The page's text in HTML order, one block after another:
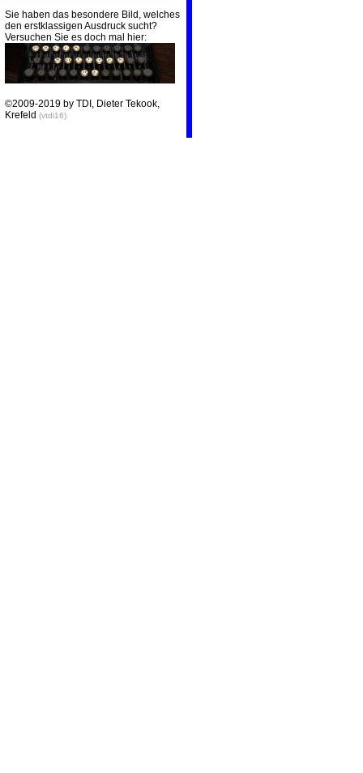
Sie haben das besondere Bild, welches
den erstklassigen Ausdruck sucht?
Versuchen Sie es doch mal hier:
©2009-2019 by TDI, Dieter Tekook,
Krefeld (vtdi16)